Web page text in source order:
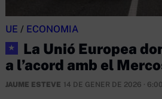
UE / ECONOMIA
★
La Unió Europea
a l’acord amb el
JAUME ESTEVE 14 DE GENER DE 2026 · 6:00